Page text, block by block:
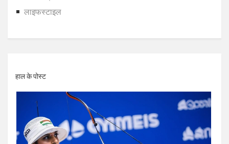
लाइफस्टाइल
हाल के पोस्ट